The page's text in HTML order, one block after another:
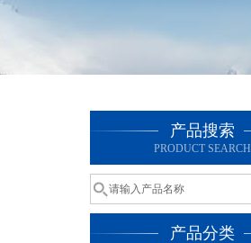
产品搜索
PRODUCT SEARCH
产品分类